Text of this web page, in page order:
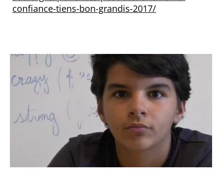
confiance-tiens-bon-grandis-2017/